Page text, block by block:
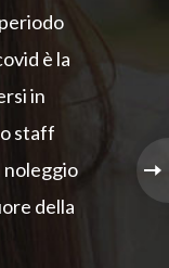
è la
in
staff
noleggio
della